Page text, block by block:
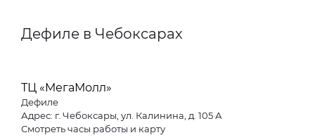
Дефиле в Чебоксарах
ТЦ «МегаМолл»
Дефиле
Адрес: г. Чебоксары, ул. Калинина, д. 105 А
Смотреть часы работы и карту